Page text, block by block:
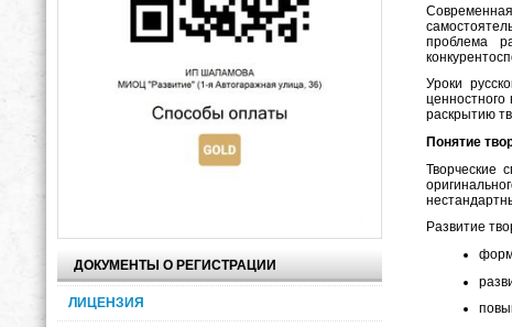
ДОКУМЕНТЫ О РЕГИСТРАЦИИ
ЛИЦЕНЗИЯ
проблема
Уроки
раскрытию
Понятие
Творческие
Развитие